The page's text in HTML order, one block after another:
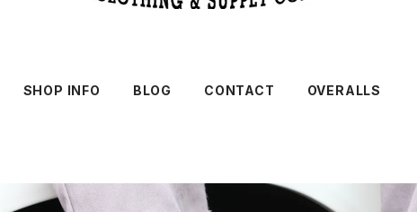
SHOP INFO BLOG CONTACT OVERALLS